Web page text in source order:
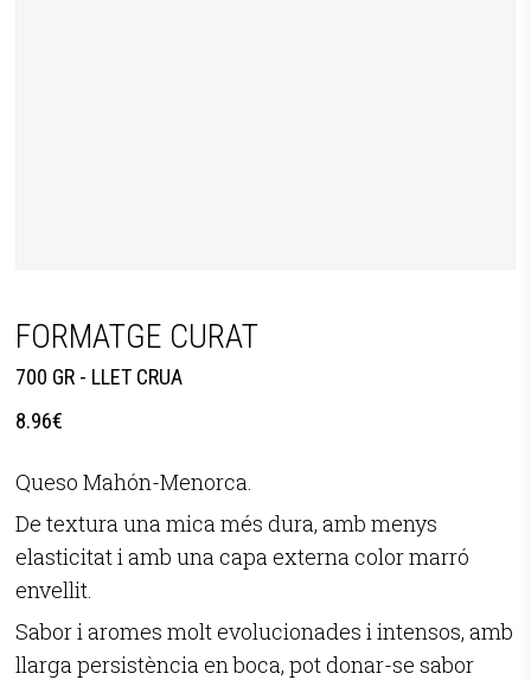
FORMATGE CURAT
700 GR - LLET CRUA
8.96€
Queso Mahón-Menorca.
De textura una mica més dura, amb menys
elasticitat i amb una capa externa color marró
envellit.
Sabor i aromes molt evolucionades i intensos, amb
llarga persistència en boca, pot donar-se sabor